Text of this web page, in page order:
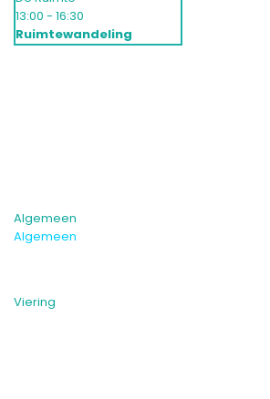
13:00 - 16:30
Ruimtewandeling
Algemeen
Algemeen
Viering